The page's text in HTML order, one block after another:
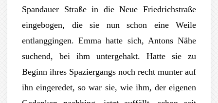
Spandauer Straße in die Neue Friedrichstraße
eingebogen, die sie nun schon eine Weile
entlanggingen. Emma hatte sich, Antons Nähe
suchend, bei ihm untergehakt. Hatte sie zu
Beginn ihres Spaziergangs noch recht munter auf
ihn eingeredet, so war sie, wie ihm, der eigenen